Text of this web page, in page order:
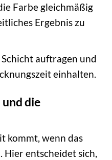
Farbe gleichmäßig
Ergebnis zu
auftragen und
einhalten.
die
kommt, wenn das
entscheidet sich,